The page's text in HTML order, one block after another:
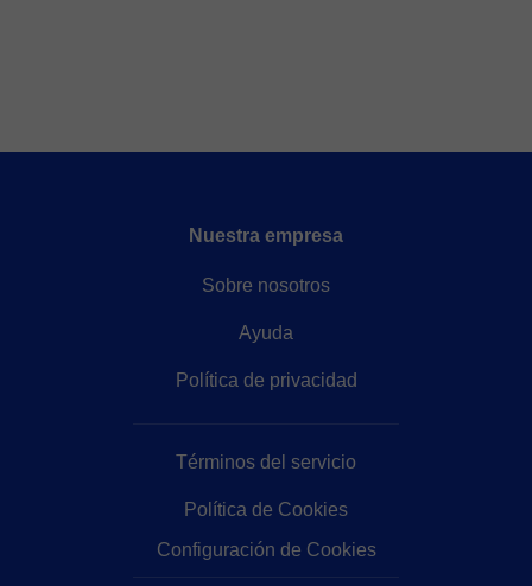
Nuestra empresa
Sobre nosotros
Ayuda
Política de privacidad
Términos del servicio
Política de Cookies
Configuración de Cookies